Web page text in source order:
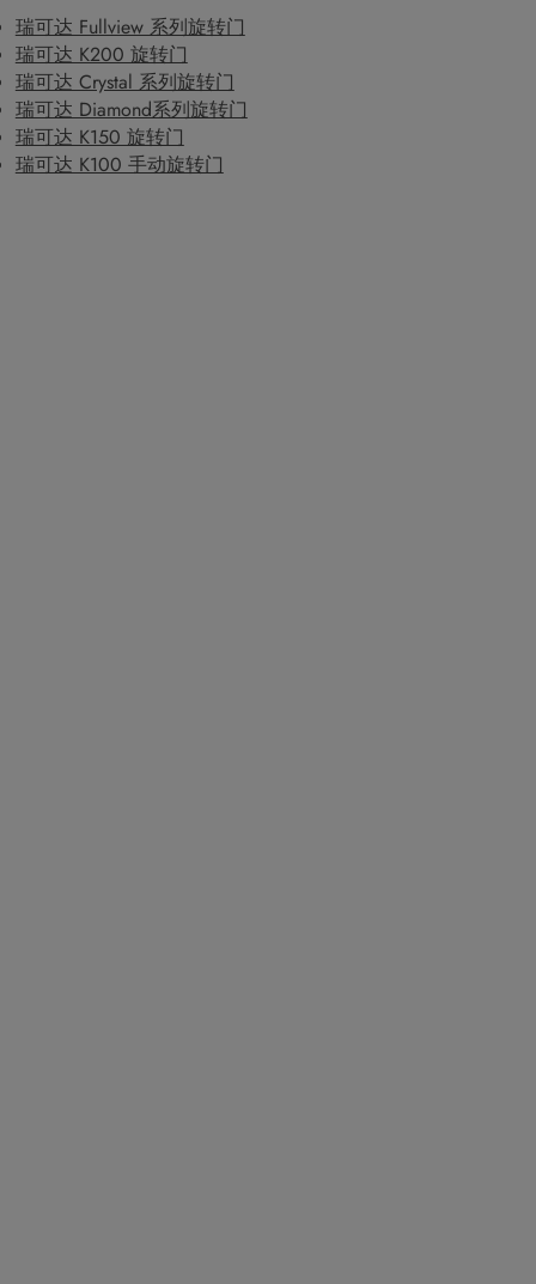
瑞可达 Fullview 系列旋转门
瑞可达 K200 旋转门
瑞可达 Crystal 系列旋转门
瑞可达 Diamond系列旋转门
瑞可达 K150 旋转门
瑞可达 K100 手动旋转门